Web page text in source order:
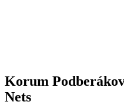
Korum
Nets